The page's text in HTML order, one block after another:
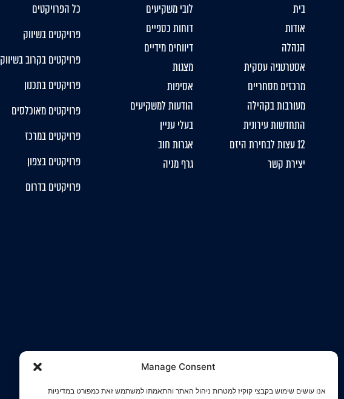
Manage Consent
אנו עושים שימוש בקבצי קוקיז למטרות ניהול האתר והתאמתו למשתמש זאת כמפורט במדיניות
בית
אודות
הנהלה
אסטרטגיה עסקית
מרכזים מסחריים
מעורבות בקהילה
התחדשות עירונית
12 עצות לבחירת היזם
יצירת קשר
לובי משקיעים
דוחות כספיים
דיווחים מידיים
מצגות
אסיפות
הודעות למשקיעים
בעלי עניין
אגרות חוב
גרף מניה
כל הפרויקטים
פרויקטים בשיווק
פרויקטים בקרוב בשיווק
פרויקטים בתכנון
פרויקטים מאוכלסים
פרויקטים במרכז
פרויקטים בצפון
פרויקטים בדרום